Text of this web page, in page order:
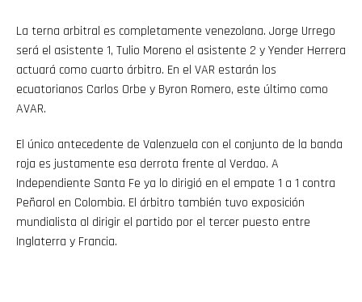
La terna arbitral es completamente venezolana. Jorge Urrego
será el asistente 1, Tulio Moreno el asistente 2 y Yender Herrera
actuará como cuarto árbitro. En el VAR estarán los
ecuatorianos Carlos Orbe y Byron Romero, este último como
AVAR.
El único antecedente de Valenzuela con el conjunto de la banda
roja es justamente esa derrota frente al Verdao. A
Independiente Santa Fe ya lo dirigió en el empate 1 a 1 contra
Peñarol en Colombia. El árbitro también tuvo exposición
mundialista al dirigir el partido por el tercer puesto entre
Inglaterra y Francia.